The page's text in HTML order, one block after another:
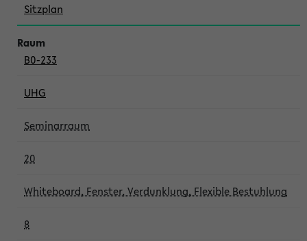
Sitzplan
B0-233
UHG
Seminarraum
20
Whiteboard, Fenster, Verdunklung, Flexible Bestuhlung
8